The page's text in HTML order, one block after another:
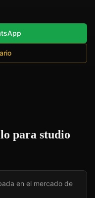
para studio
en el mercado de